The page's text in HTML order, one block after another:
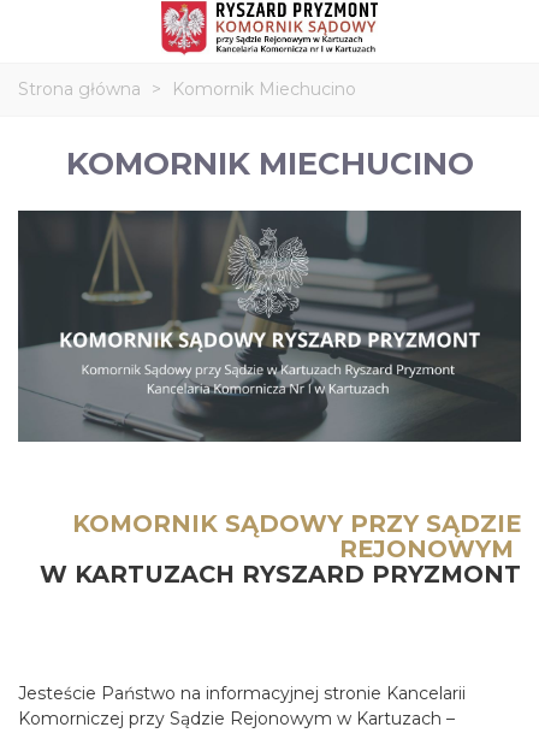
Strona główna > Komornik Miechucino
KOMORNIK MIECHUCINO
KOMORNIK SĄDOWY PRZY SĄDZIE
REJONOWYM
W KARTUZACH RYSZARD PRYZMONT
Jesteście Państwo na informacyjnej stronie Kancelarii
Komorniczej przy Sądzie Rejonowym w Kartuzach –